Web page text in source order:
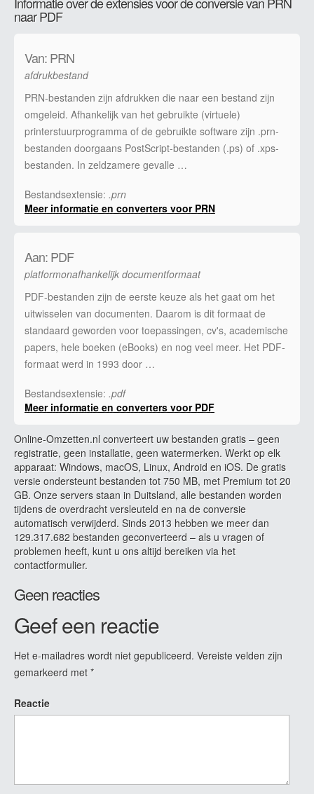
naar PDF
Van: PRN
afdrukbestand
PRN-bestanden zijn afdrukken die naar een bestand zijn
omgeleid. Afhankelijk van het gebruikte (virtuele)
printerstuurprogramma of de gebruikte software zijn .prn-
bestanden doorgaans PostScript-bestanden (.ps) of .xps-
bestanden. In zeldzamere gevalle …
Bestandsextensie: .prn
Meer informatie en converters voor PRN
Aan: PDF
platformonafhankelijk documentformaat
PDF-bestanden zijn de eerste keuze als het gaat om het
uitwisselen van documenten. Daarom is dit formaat de
standaard geworden voor toepassingen, cv's, academische
papers, hele boeken (eBooks) en nog veel meer. Het PDF-
formaat werd in 1993 door …
Bestandsextensie: .pdf
Meer informatie en converters voor PDF
Online-Omzetten.nl converteert uw bestanden gratis – geen
registratie, geen installatie, geen watermerken. Werkt op elk
apparaat: Windows, macOS, Linux, Android en iOS. De gratis
versie ondersteunt bestanden tot 750 MB, met Premium tot 20
GB. Onze servers staan in Duitsland, alle bestanden worden
tijdens de overdracht versleuteld en na de conversie
automatisch verwijderd. Sinds 2013 hebben we meer dan
129.317.682 bestanden geconverteerd – als u vragen of
problemen heeft, kunt u ons altijd bereiken via het
contactformulier.
Geen reacties
Geef een reactie
Het e-mailadres wordt niet gepubliceerd. Vereiste velden zijn
gemarkeerd met *
Reactie